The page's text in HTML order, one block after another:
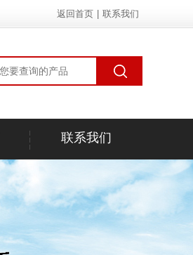
返回首页 联系我们
联系我们